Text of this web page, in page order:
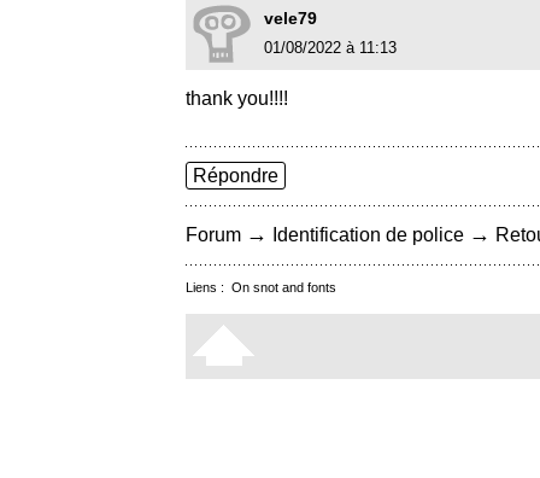
vele79
01/08/2022 à 11:13
thank you!!!!
Répondre
Forum → Identification de police →
Liens : On snot and fonts